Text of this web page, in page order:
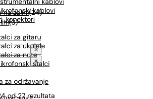
kablovi
konektori
za gitaru
za ukulele
za note
stalci
za održavanje
na zalihi(24)
(3)
×
×
od 27 rezultata